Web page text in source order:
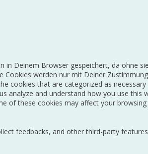
Deinem Browser gespeichert, da ohne
Cookies werden nur mit Deiner
cookies that are categorized as
and understand how you use this
of these cookies may affect your browsing
feedbacks, and other third-party